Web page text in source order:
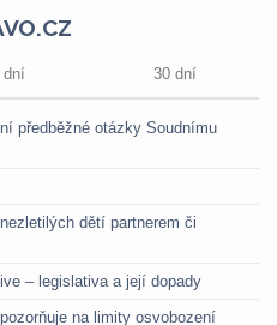
dní 30 dní
předběžné otázky Soudnímu
dětí partnerem či
– legislativa a její dopady
na limity osvobození